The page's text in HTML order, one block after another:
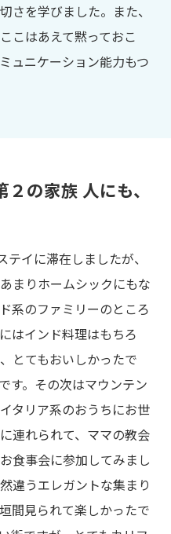
さを学びました。また、
こはあえて黙っておこ
ュニケーション能力もつ
の家族 人にも、
イに滞在しましたが、
まりホームシックにもな
系のファミリーのところ
はインド料理はもちろ
とてもおいしかったで
す。その次はマウンテン
タリア系のおうちにお世
連れられて、ママの教会
食事会に参加してみまし
違うエレガントな集まり
間見られて楽しかったで